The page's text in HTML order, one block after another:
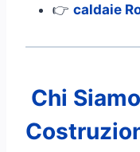
👉 caldaie
Chi